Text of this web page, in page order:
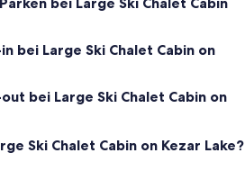
bei Large Ski Chalet Cabin on
bei Large Ski Chalet Cabin on
Ski Chalet Cabin on Kezar Lake?